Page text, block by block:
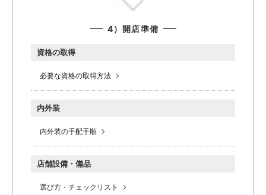
4）開店準備
資格の取得
必要な資格の取得方法
内外装
内外装の手配手順
店舗設備・備品
選び方・チェックリスト